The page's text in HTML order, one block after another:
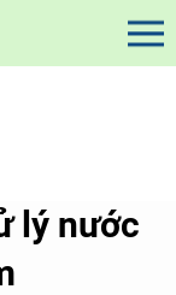
lý nước